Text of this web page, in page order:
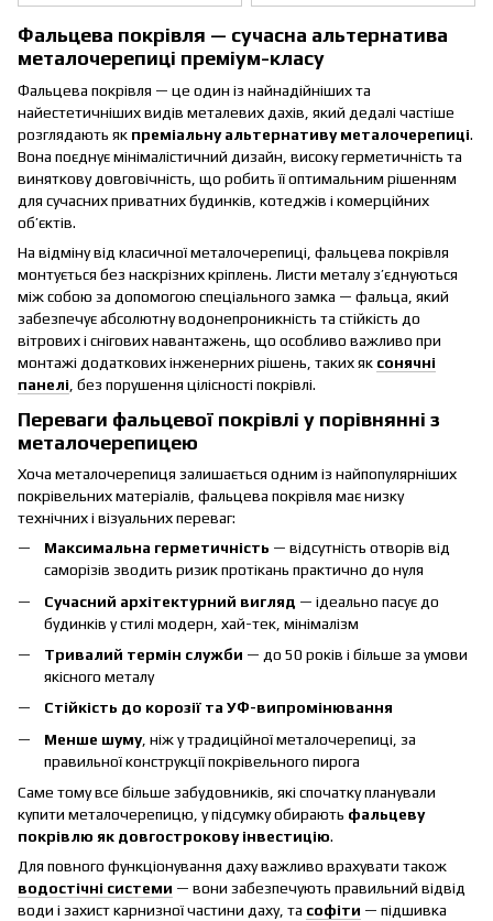
Фальцева покрівля — сучасна альтернатива
металочерепиці преміум-класу
Фальцева покрівля — це один із найнадійніших та
найестетичніших видів металевих дахів, який дедалі частіше
розглядають як преміальну альтернативу металочерепиці.
Вона поєднує мінімалістичний дизайн, високу герметичність та
виняткову довговічність, що робить її оптимальним рішенням
для сучасних приватних будинків, котеджів і комерційних
об’єктів.
На відміну від класичної металочерепиці, фальцева покрівля
монтується без наскрізних кріплень. Листи металу з’єднуються
між собою за допомогою спеціального замка — фальца, який
забезпечує абсолютну водонепроникність та стійкість до
вітрових і снігових навантажень, що особливо важливо при
монтажі додаткових інженерних рішень, таких як сонячні
панелі , без порушення цілісності покрівлі.
Переваги фальцевої покрівлі у порівнянні з
металочерепицею
Хоча металочерепиця залишається одним із найпопулярніших
покрівельних матеріалів, фальцева покрівля має низку
технічних і візуальних переваг:
Максимальна герметичність — відсутність отворів від
саморізів зводить ризик протікань практично до нуля
Сучасний архітектурний вигляд — ідеально пасує до
будинків у стилі модерн, хай-тек, мінімалізм
Тривалий термін служби — до 50 років і більше за умови
якісного металу
Стійкість до корозії та УФ-випромінювання
Менше шуму, ніж у традиційної металочерепиці, за
правильної конструкції покрівельного пирога
Саме тому все більше забудовників, які спочатку планували
купити металочерепицю, у підсумку обирають фальцеву
покрівлю як довгострокову інвестицію.
Для повного функціонування даху важливо врахувати також
водостічні системи — вони забезпечують правильний відвід
води і захист карнизної частини даху, та софіти — підшивка